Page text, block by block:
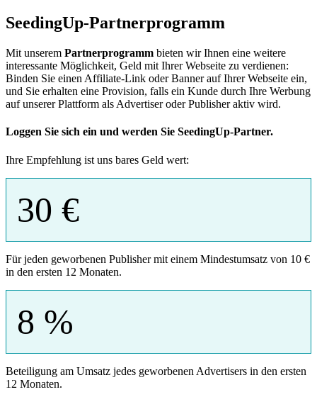
SeedingUp-Partnerprogramm
Mit unserem Partnerprogramm bieten wir Ihnen eine weitere
interessante Möglichkeit, Geld mit Ihrer Webseite zu verdienen:
Binden Sie einen Affiliate-Link oder Banner auf Ihrer Webseite ein,
und Sie erhalten eine Provision, falls ein Kunde durch Ihre Werbung
auf unserer Plattform als Advertiser oder Publisher aktiv wird.
Loggen Sie sich ein und werden Sie SeedingUp-Partner.
Ihre Empfehlung ist uns bares Geld wert:
30 €
Für jeden geworbenen Publisher mit einem Mindestumsatz von 10 €
in den ersten 12 Monaten.
8 %
Beteiligung am Umsatz jedes geworbenen Advertisers in den ersten
12 Monaten.